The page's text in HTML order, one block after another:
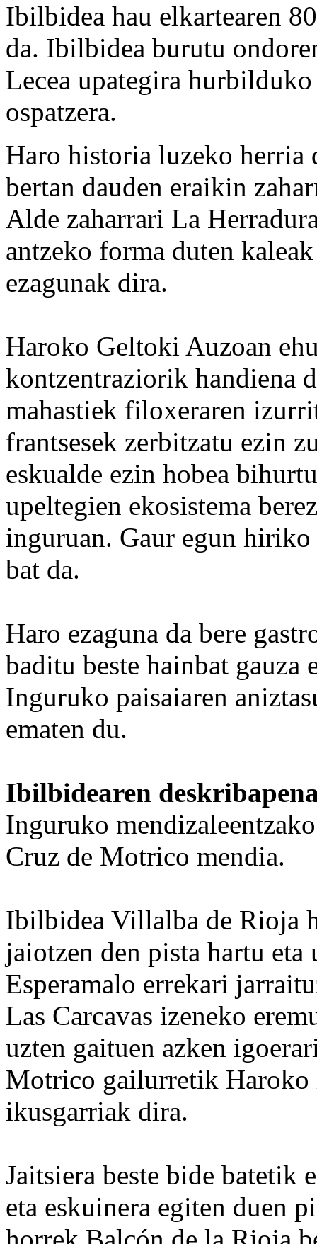
Ibilbidea hau elkartearen
da. Ibilbidea burutu
Lecea upategira
ospatzera.
Haro historia luzeko
bertan dauden eraikin
Alde zaharrari La
antzeko forma duten
ezagunak dira.
Haroko Geltoki Auzoan
kontzentraziorik handiena
mahastiek filoxeraren
frantsesek zerbitzatu ezin
eskualde ezin hobea
upeltegien ekosistema
inguruan. Gaur egun
bat da.
Haro ezaguna da bere
baditu beste hainbat gauza
Inguruko paisaiaren
ematen du.
Ibilbidearen
Inguruko
Cruz de Motrico mendia.
Ibilbidea Villalba de Rioja
jaiotzen den pista hartu
Esperamalo errekari
Las Carcavas izeneko
uzten gaituen azken
Motrico gailurretik Haroko
ikusgarriak dira.
Jaitsiera beste bide batetik
eta eskuinera egiten duen